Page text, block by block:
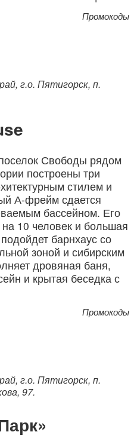
Промокоды
г.о. Пятигорск, п.
Свободы рядом
построены три
стилем и
А-фрейм сдается
бассейном. Его
10 человек и большая
барнхаус со
зоной и сибирским
дровяная баня,
и крытая беседка с
Промокоды
г.о. Пятигорск, п.
97.